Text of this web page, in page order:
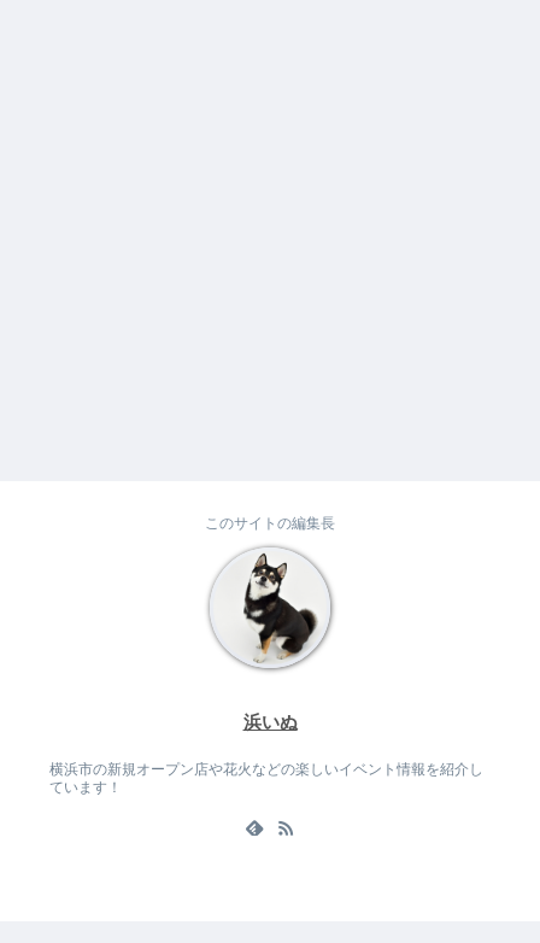
このサイトの編集長
浜いぬ
横浜市の新規オープン店や花火などの楽しいイベント情報を紹介し
ています！